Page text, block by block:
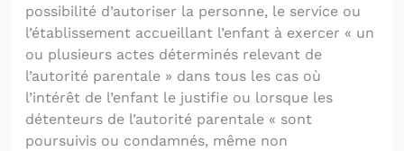
possibilité d’autoriser la personne, le service ou
l’établissement accueillant l’enfant à exercer « un
ou plusieurs actes déterminés relevant de
l’autorité parentale » dans tous les cas où
l’intérêt de l’enfant le justifie ou lorsque les
détenteurs de l’autorité parentale « sont
poursuivis ou condamnés, même non